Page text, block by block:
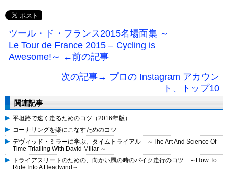
ツール・ド・フランス2015名場面集 ～
Le Tour de France 2015 – Cycling is
Awesome!～ ←前の記事
次の記事→ プロの Instagram アカウン
ト、トップ10
関連記事
平坦路で速く走るためのコツ（2016年版）
コーナリングを楽にこなすためのコツ
デヴィッド・ミラーに学ぶ、タイムトライアル ～The Art And Science Of
Time Trialling With David Millar ～
トライアスリートのための、向かい風の時のバイク走行のコツ ～How To
Ride Into A Headwind～